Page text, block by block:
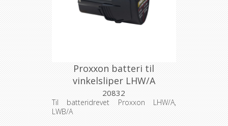
Proxxon batteri til
vinkelsliper LHW/A
20832
Til batteridrevet Proxxon LHW/A,
LWB/A